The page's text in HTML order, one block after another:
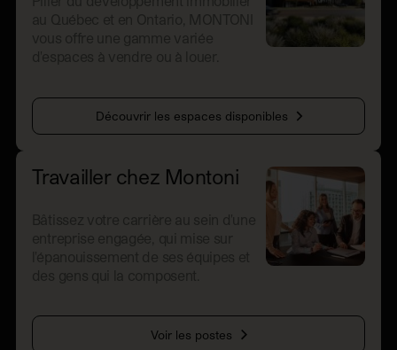
Découvrir les espaces disponibles
Travailler chez Montoni
Voir les postes